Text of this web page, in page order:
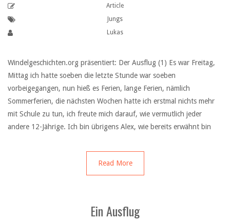
Article
Jungs
Lukas
Windelgeschichten.org präsentiert: Der Ausflug (1) Es war Freitag,
Mittag ich hatte soeben die letzte Stunde war soeben
vorbeigegangen, nun hieß es Ferien, lange Ferien, nämlich
Sommerferien, die nächsten Wochen hatte ich erstmal nichts mehr
mit Schule zu tun, ich freute mich darauf, wie vermutlich jeder
andere 12-Jährige. Ich bin übrigens Alex, wie bereits erwähnt bin
Read More
Ein Ausflug